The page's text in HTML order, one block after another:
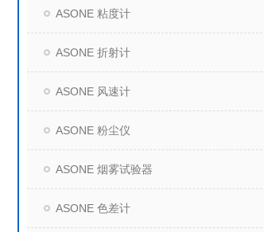
ASONE 粘度计
ASONE 折射计
ASONE 风速计
ASONE 粉尘仪
ASONE 烟雾试验器
ASONE 色差计